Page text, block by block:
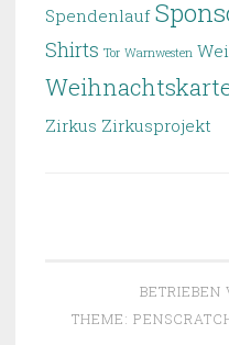
Spendenlauf
Shirts Tor Warnwesten
Zirkus Zirkusprojekt
BETRIEBEN
THEME: